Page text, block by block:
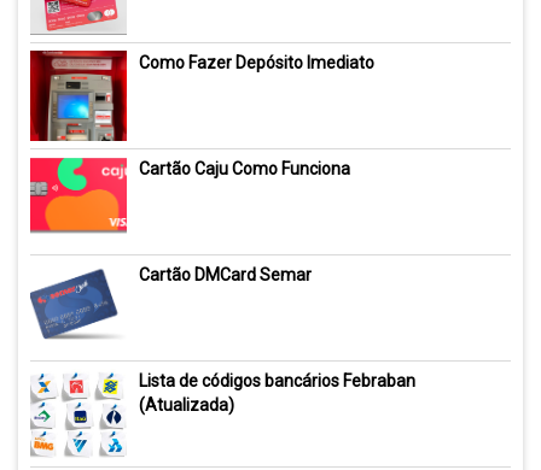
Como Fazer Depósito Imediato
Cartão Caju Como Funciona
Cartão DMCard Semar
Lista de códigos bancários Febraban
(Atualizada)